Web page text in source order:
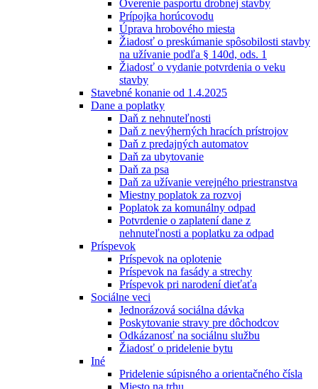
Overenie pasportu drobnej stavby
Prípojka horúcovodu
Úprava hrobového miesta
Žiadosť o preskúmanie spôsobilosti stavby
na užívanie podľa § 140d, ods. 1
Žiadosť o vydanie potvrdenia o veku
stavby
Stavebné konanie od 1.4.2025
Dane a poplatky
Daň z nehnuteľnosti
Daň z nevýherných hracích prístrojov
Daň z predajných automatov
Daň za ubytovanie
Daň za psa
Daň za užívanie verejného priestranstva
Miestny poplatok za rozvoj
Poplatok za komunálny odpad
Potvrdenie o zaplatení dane z
nehnuteľnosti a poplatku za odpad
Príspevok
Príspevok na oplotenie
Príspevok na fasády a strechy
Príspevok pri narodení dieťaťa
Sociálne veci
Jednorázová sociálna dávka
Poskytovanie stravy pre dôchodcov
Odkázanosť na sociálnu službu
Žiadosť o pridelenie bytu
Iné
Pridelenie súpisného a orientačného čísla
Miesto na trhu